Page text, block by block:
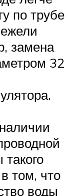
по трубе
замена
32
том, что
воды